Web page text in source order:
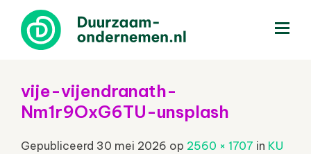
vije-vijendranath-
Nm1r9OxG6TU-unsplash
Gepubliceerd 30 mei 2026 op 2560 × 1707 in KU